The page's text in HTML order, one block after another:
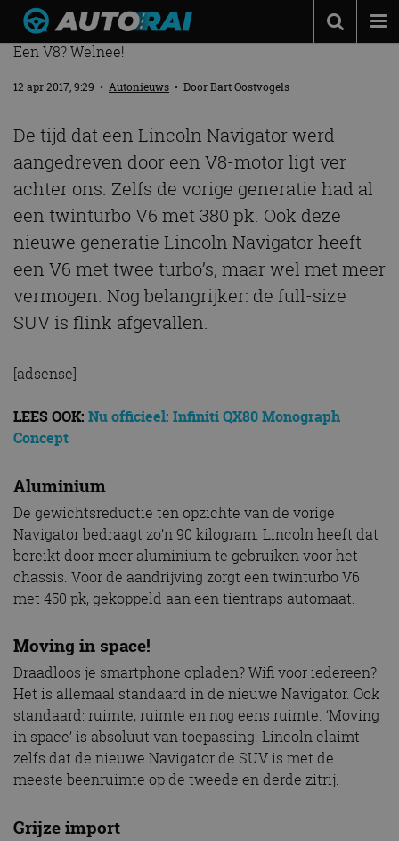
Autonieuws
Podcast
Autotests
Automerken
Adverteren
MotorRAI.nl
NIEUWE LINCOLN NAVIGATOR FLINK AFGEVALLEN
Een V8? Welnee!
12 apr 2017, 9:29 • Autonieuws • DoorBart Oostvogels
De tijd dat een Lincoln Navigator werd
aangedreven door een V8-motor ligt ver
achter ons. Zelfs de vorige generatie had al
een twinturbo V6 met 380 pk. Ook deze
nieuwe generatie Lincoln Navigator heeft
een V6 met twee turbo’s, maar wel met meer
vermogen. Nog belangrijker: de full-size
SUV is flink afgevallen.
[adsense]
LEES OOK: Nu officieel: Infiniti QX80 Monograph
Concept
Aluminium
De gewichtsreductie ten opzichte van de vorige
Navigator bedraagt zo’n 90 kilogram. Lincoln heeft dat
bereikt door meer aluminium te gebruiken voor het
chassis. Voor de aandrijving zorgt een twinturbo V6
met 450 pk, gekoppeld aan een tientraps automaat.
Moving in space!
Draadloos je smartphone opladen? Wifi voor iedereen?
Het is allemaal standaard in de nieuwe Navigator. Ook
standaard: ruimte, ruimte en nog eens ruimte. ‘Moving
in space’ is absoluut van toepassing. Lincoln claimt
zelfs dat de nieuwe Navigator de SUV is met de
meeste beenruimte op de tweede en derde zitrij.
Grijze import